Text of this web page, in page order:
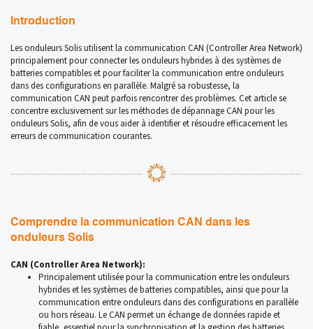
Introduction
Les onduleurs Solis utilisent la communication CAN (Controller Area Network)
principalement pour connecter les onduleurs hybrides à des systèmes de
batteries compatibles et pour faciliter la communication entre onduleurs
dans des configurations en parallèle. Malgré sa robustesse, la
communication CAN peut parfois rencontrer des problèmes. Cet article se
concentre exclusivement sur les méthodes de dépannage CAN pour les
onduleurs Solis, afin de vous aider à identifier et résoudre efficacement les
erreurs de communication courantes.
Comprendre la communication CAN dans les
onduleurs Solis
CAN (Controller Area Network):
Principalement utilisée pour la communication entre les onduleurs
hybrides et les systèmes de batteries compatibles, ainsi que pour la
communication entre onduleurs dans des configurations en parallèle
ou hors réseau. Le CAN permet un échange de données rapide et